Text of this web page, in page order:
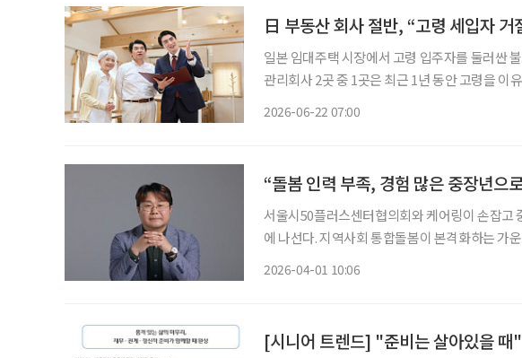
日 부동산 회사 절반, “고령 세입자 거
일본 임대주택 시장에서 고령 입주자를 둘러싼
관리회사 2곳 중 1곳은 최근 1년 동안 고령을 이
2026-06-22 07:00
“돌봄 인력 부족, 경험 많은 중장년으
서울시50플러스센터협의회와 케어링이 손잡고
에 나선다. 지역사회 통합돌봄이 본격화하는 가
2026-04-01 10:06